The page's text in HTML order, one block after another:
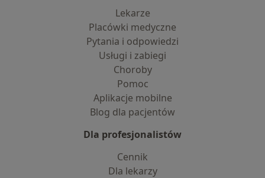
Lekarze
Placówki medyczne
Pytania i odpowiedzi
Usługi i zabiegi
Choroby
Pomoc
Aplikacje mobilne
Blog dla pacjentów
Dla profesjonalistów
Cennik
Dla lekarzy